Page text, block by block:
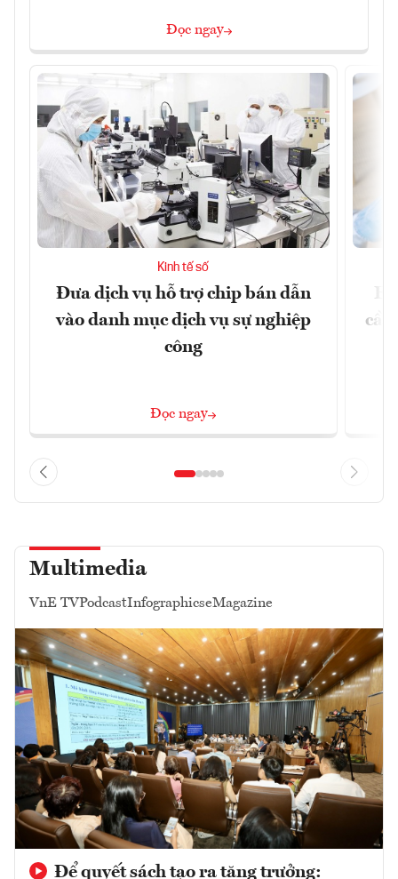
Đọc ngay
Kinh tế số
Đưa dịch vụ hỗ trợ chip bán dẫn
vào danh mục dịch vụ sự nghiệp
công
Đọc ngay
Multimedia
VnE TVPodcastInfographicseMagazine
Để quyết sách tạo ra tăng trưởng: